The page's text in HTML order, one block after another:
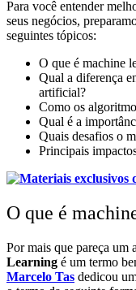
Para você entender
seus negócios,
seguintes tópicos:
O que é machine
Qual a diferença
artificial?
Como os
Qual é a
Quais desafios o
Principais
O que é
Por mais que pareça um
Learning é um termo
Marcelo Tas dedicou